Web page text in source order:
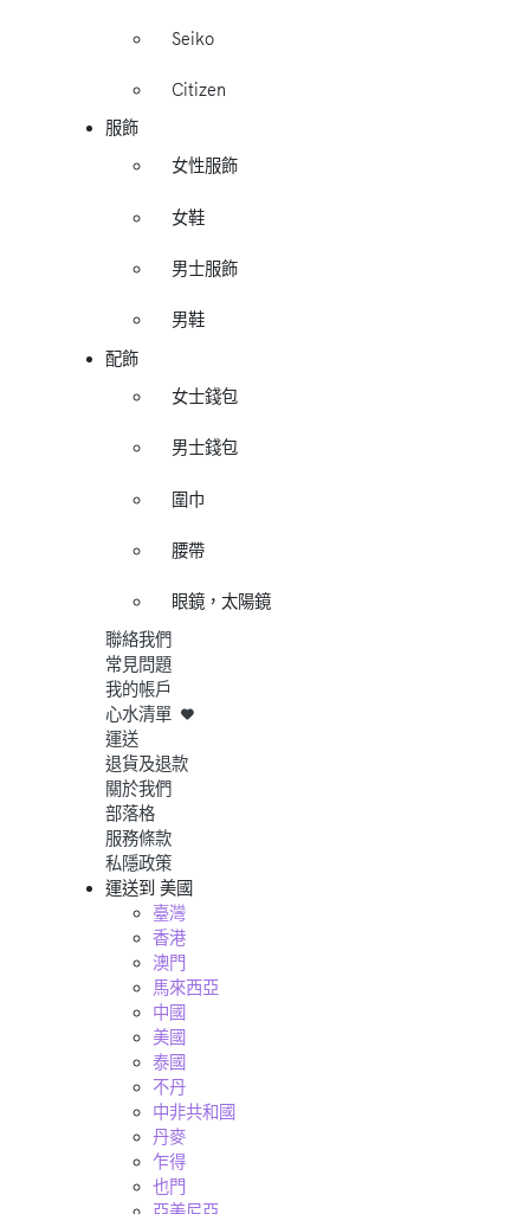
Seiko
Citizen
服飾
女性服飾
女鞋
男士服飾
男鞋
配飾
女士錢包
男士錢包
圍巾
腰帶
眼鏡，太陽鏡
聯絡我們
常見問題
我的帳戶
心水清單
運送
退貨及退款
關於我們
部落格
服務條款
私隱政策
運送到 美國
臺灣
香港
澳門
馬來西亞
中國
美國
泰國
不丹
中非共和國
丹麥
乍得
也門